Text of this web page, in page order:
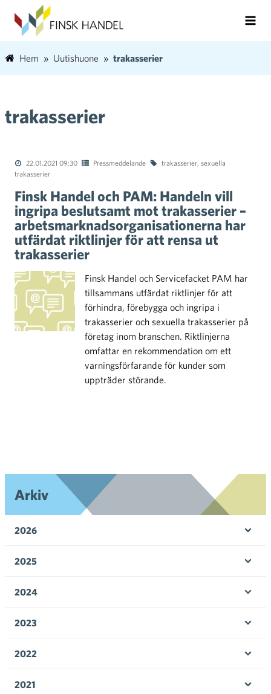
Hem Uutishuone trakasserier
trakasserier
22.01.2021 09:30 Pressmeddelande trakasserier, sexuella
trakasserier
Finsk Handel och PAM: Handeln vill
ingripa beslutsamt mot trakasserier –
arbetsmarknadsorganisationerna har
utfärdat riktlinjer för att rensa ut
trakasserier
Finsk Handel och Servicefacket PAM har
tillsammans utfärdat riktlinjer för att
förhindra, förebygga och ingripa i
trakasserier och sexuella trakasserier på
företag inom branschen. Riktlinjerna
omfattar en rekommendation om ett
varningsförfarande för kunder som
uppträder störande.
Arkiv
2026
2025
2024
2023
2022
2021